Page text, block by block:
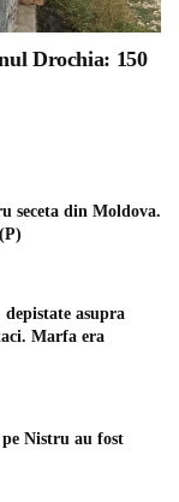
Drochia: 150
seceta din Moldova.
asupra
Marfa era
Nistru au fost